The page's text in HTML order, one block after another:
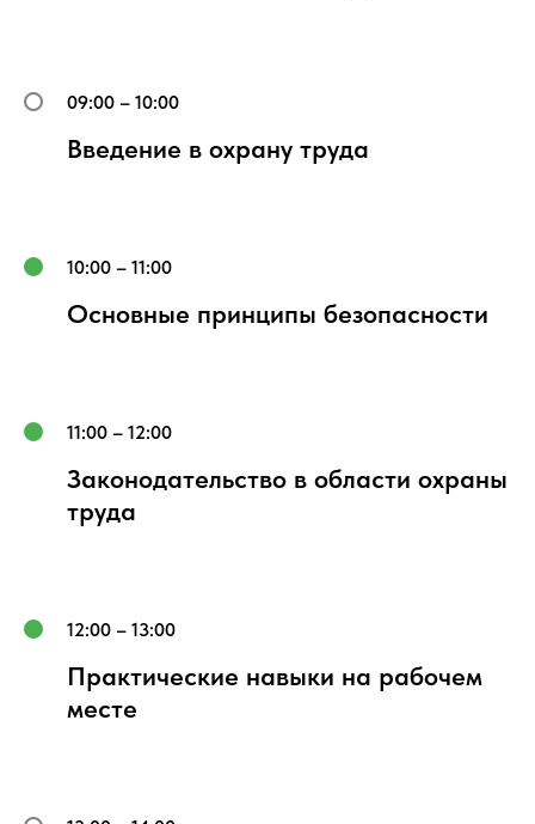
09:00 – 10:00
Введение в охрану труда
10:00 – 11:00
Основные принципы безопасности
11:00 – 12:00
Законодательство в области охраны
труда
12:00 – 13:00
Практические навыки на рабочем
месте